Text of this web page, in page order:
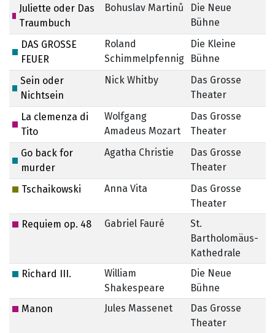
Juliette oder Das
Traumbuch
Bohuslav Martinů
Die Neue
Bühne
DAS GROSSE
FEUER
Roland
Schimmelpfennig
Die Kleine
Bühne
Sein oder
Nichtsein
Nick Whitby
Das Grosse
Theater
La clemenza di
Tito
Wolfgang
Amadeus Mozart
Das Grosse
Theater
Go back for
murder
Agatha Christie
Das Grosse
Theater
Tschaikowski
Anna Vita
Das Grosse
Theater
Requiem op. 48
Gabriel Fauré
St.
Bartholomäus-
Kathedrale
Richard III.
William
Shakespeare
Die Neue
Bühne
Manon
Jules Massenet
Das Grosse
Theater